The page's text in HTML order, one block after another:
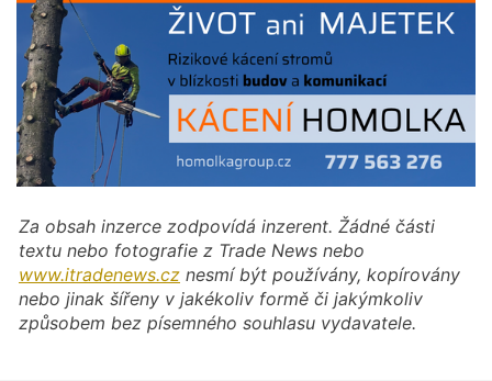
Za obsah inzerce zodpovídá inzerent. Žádné části
textu nebo fotografie z Trade News nebo
www.itradenews.cz nesmí být používány, kopírovány
nebo jinak šířeny v jakékoliv formě či jakýmkoliv
způsobem bez písemného souhlasu vydavatele.